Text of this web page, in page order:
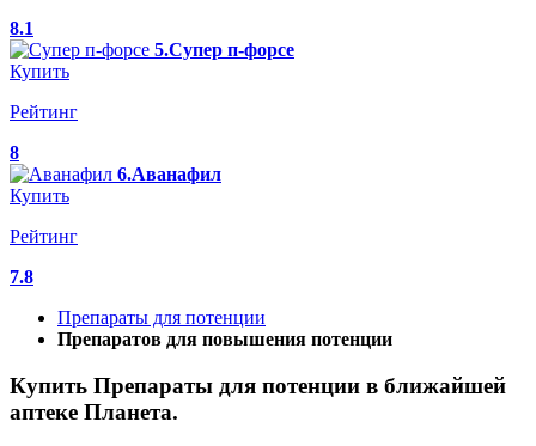
8.1
5.Супер п-форсе
Купить
Рейтинг
8
6.Аванафил
Купить
Рейтинг
7.8
Препараты для потенции
Препаратов для повышения потенции
Купить Препараты для потенции в ближайшей
аптеке Планета.